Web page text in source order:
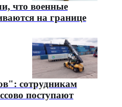
что военные
на границе
сотрудникам
поступают